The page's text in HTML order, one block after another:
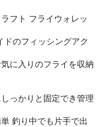
フト フライウォレッ
ドのフィッシングアク
に入りのフライを収納
っかりと固定でき管理
釣り中でも片手で出